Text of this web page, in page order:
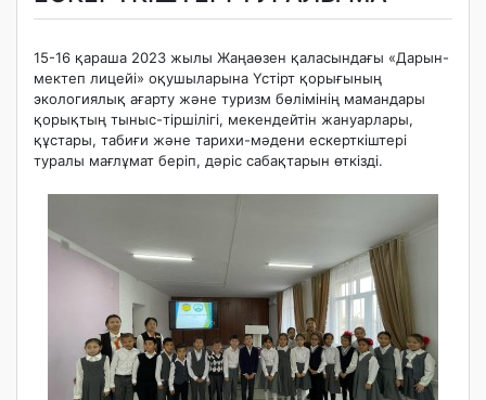
15-16 қараша 2023 жылы Жаңаөзен қаласындағы «Дарын-
мектеп лицейі» оқушыларына Үстірт қорығының
экологиялық ағарту және туризм бөлімінің мамандары
қорықтың тыныс-тіршілігі, мекендейтін жануарлары,
құстары, табиғи және тарихи-мәдени ескерткіштері
туралы мағлұмат беріп, дәріс сабақтарын өткізді.